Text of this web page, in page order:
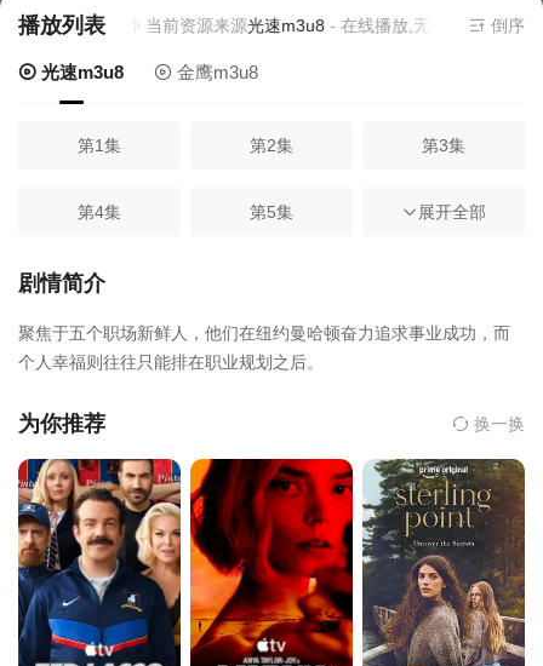
播放列表 当前资源来源光速m3u8- 在线播放,无需安装播放器倒序
光速m3u8 金鹰m3u8
第1集 第2集 第3集
第4集 第5集 第6集
第7集
展开全部
剧情简介
聚焦于五个职场新鲜人，他们在纽约曼哈顿奋力追求事业成功，而
个人幸福则往往只能排在职业规划之后。
为你推荐 换一换